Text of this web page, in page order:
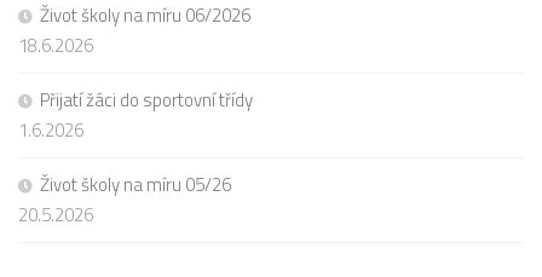
Život školy na míru 06/2026
18.6.2026
Přijatí žáci do sportovní třídy
1.6.2026
Život školy na míru 05/26
20.5.2026